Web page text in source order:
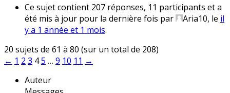
Ce sujet contient 207 réponses, 11 participants et a
été mis à jour pour la dernière fois par
Aria10, le il
y a 1 année et 1 mois.
20 sujets de 61 à 80 (sur un total de 208)
← 1 2 3 45 … 9 10 11 →
Auteur